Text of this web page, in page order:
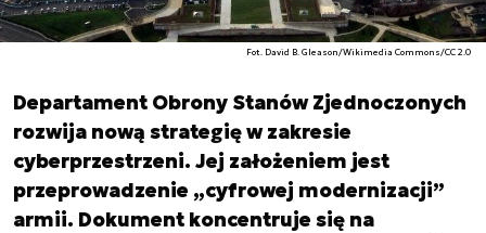
Fot. David B. Gleason/Wikimedia Commons/CC 2.0
Departament Obrony Stanów Zjednoczonych
rozwija nową strategię w zakresie
cyberprzestrzeni. Jej założeniem jest
przeprowadzenie „cyfrowej modernizacji”
armii. Dokument koncentruje się na